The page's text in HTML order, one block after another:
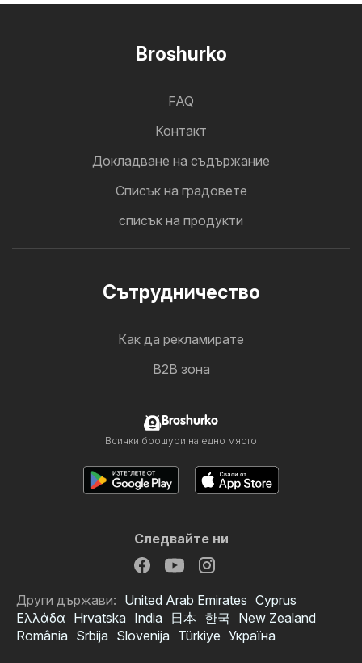
Broshurko
FAQ
Контакт
Докладване на съдържание
Cписък на градовете
списък на продукти
Cътрудничество
Как да рекламирате
B2B зона
Broshurko
Всички брошури на едно място
Следвайте ни
Други държави: United Arab Emirates Cyprus
Ελλάδα Hrvatska India 日本 한국 New Zealand
România Srbija Slovenija Türkiye Україна